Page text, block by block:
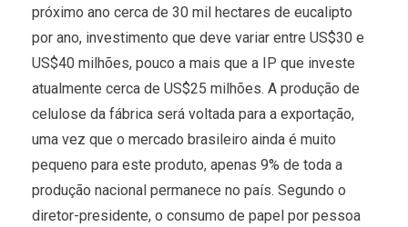
próximo ano cerca de 30 mil hectares de eucalipto
por ano, investimento que deve variar entre US$30 e
US$40 milhões, pouco a mais que a IP que investe
atualmente cerca de US$25 milhões. A produção de
celulose da fábrica será voltada para a exportação,
uma vez que o mercado brasileiro ainda é muito
pequeno para este produto, apenas 9% de toda a
produção nacional permanece no país. Segundo o
diretor-presidente, o consumo de papel por pessoa